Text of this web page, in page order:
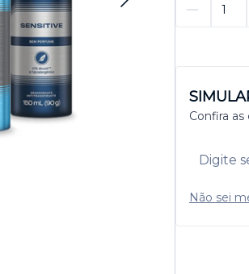
Confira as
Não sei